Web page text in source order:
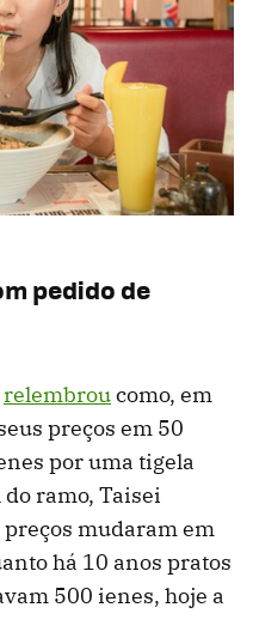
pedido de
relembroucomo, em
preços em 50
por uma tigela
ramo, Taisei
mudaram em
há 10 anos pratos
500 ienes, hoje a